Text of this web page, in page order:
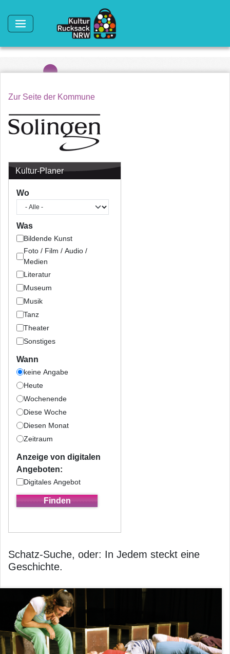
Zur Seite der Kommune
Kultur-Planer
Wo
Was
Bildende Kunst
Foto / Film / Audio /
Medien
Literatur
Museum
Musik
Tanz
Theater
Sonstiges
Wann
keine Angabe
Heute
Wochenende
Diese Woche
Diesen Monat
Zeitraum
Anzeige von digitalen
Angeboten:
Digitales Angebot
Schatz-Suche, oder: In Jedem steckt eine
Geschichte.